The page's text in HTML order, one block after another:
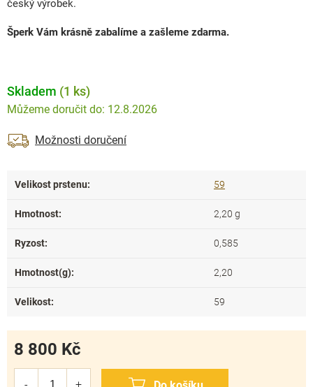
český výrobek.
Šperk Vám krásně zabalíme a zašleme zdarma.
Skladem (1 ks)
12.8.2026
Možnosti doručení
8 800 Kč
Velikost prstenu: 59
Hmotnost: 2,20 g
Ryzost: 0,585
Hmotnost(g): 2,20
Velikost: 59